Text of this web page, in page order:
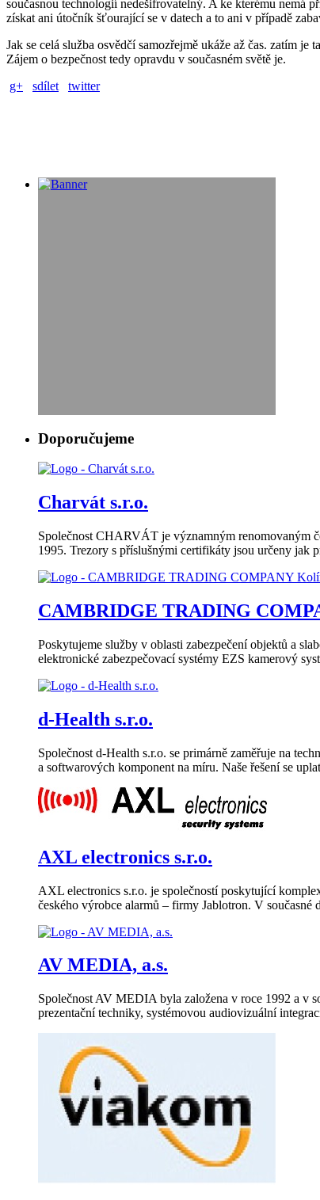
současnou technologií nedešifrovatelný. A ke kterému nemá
získat ani útočník šťourající se v datech a to ani v případě
Jak se celá služba osvědčí samozřejmě ukáže až čas. zatím
Zájem o bezpečnost tedy opravdu v současném světě je.
g+
sdílet twitter
Doporučujeme
Charvát s.r.o.
Společnost CHARVÁT je významným renomovaným
1995. Trezory s příslušnými certifikáty jsou určeny jak
CAMBRIDGE TRADING
Poskytujeme služby v oblasti zabezpečení objektů a
elektronické zabezpečovací systémy EZS kamerový
d-Health s.r.o.
Společnost d-Health s.r.o. se primárně zaměřuje na
a softwarových komponent na míru. Naše řešení se
AXL electronics s.r.o.
AXL electronics s.r.o. je společností poskytující
českého výrobce alarmů – firmy Jablotron. V současné
AV MEDIA, a.s.
Společnost AV MEDIA byla založena v roce 1992 a v
prezentační techniky, systémovou audiovizuální